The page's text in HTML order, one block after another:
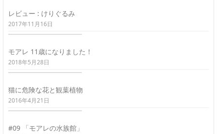
レビュー : けりぐるみ
2017年11月16日
モアレ 11歳になりました！
2018年5月28日
猫に危険な花と観葉植物
2016年4月21日
#09 「モアレの水族館」